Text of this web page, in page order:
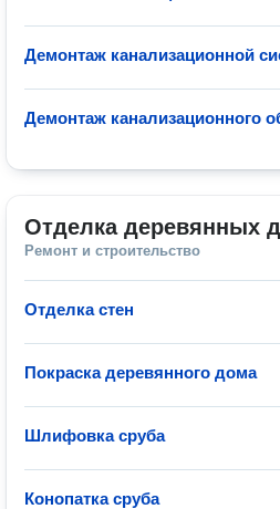
Демонтаж канализационной
Демонтаж канализационного
Отделка деревянных
Ремонт и строительство
Отделка стен
Покраска деревянного дома
Шлифовка сруба
Конопатка сруба